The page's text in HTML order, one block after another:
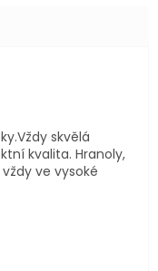
5 hvězdiček.
skvělá
kvalita. Hranoly,
ve vysoké
5 hvězdiček.